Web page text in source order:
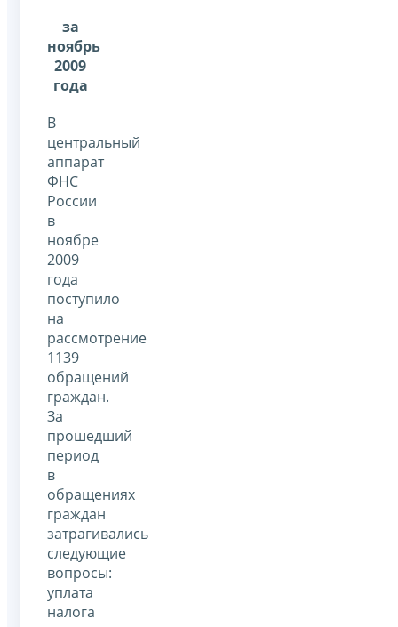
за
ноябрь
2009
года
В
центральный
аппарат
ФНС
России
в
ноябре
2009
года
поступило
на
рассмотрение
1139
обращений
граждан.
За
прошедший
период
в
обращениях
граждан
затрагивались
следующие
вопросы:
уплата
налога